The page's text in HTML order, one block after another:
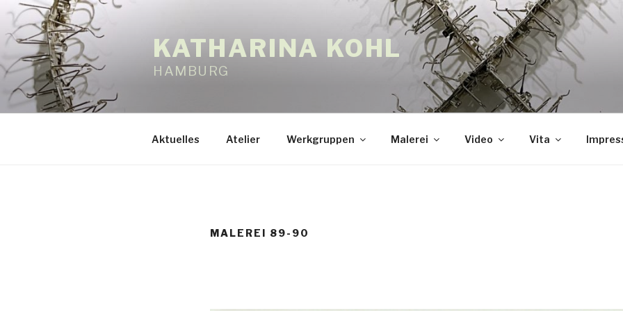
Zum
Inhalt
springen
KATHARINA KOHL
HAMBURG
Aktuelles Atelier Werkgruppen Malerei Video Vita
MALEREI 89-90